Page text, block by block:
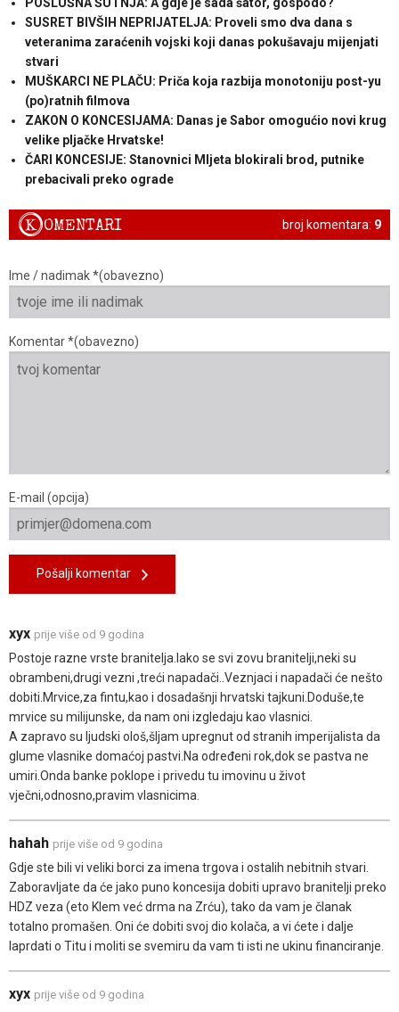
SUSRET BIVŠIH NEPRIJATELJA: Proveli smo dva dana s
veteranima zaraćenih vojski koji danas pokušavaju mijenjati
stvari
MUŠKARCI NE PLAČU: Priča koja razbija monotoniju post-yu
(po)ratnih filmova
ZAKON O KONCESIJAMA: Danas je Sabor omogućio novi krug
velike pljačke Hrvatske!
ČARI KONCESIJE: Stanovnici Mljeta blokirali brod, putnike
prebacivali preko ograde
broj komentara: 9
KOMENTARI
Ime / nadimak *(obavezno)
Komentar *(obavezno)
E-mail (opcija)
Pošalji komentar
xyx prije više od 9 godina
Postoje razne vrste branitelja.Iako se svi zovu branitelji,neki su
obrambeni,drugi vezni ,treći napadači..Veznjaci i napadači će nešto
dobiti.Mrvice,za fintu,kao i dosadašnji hrvatski tajkuni.Doduše,te
mrvice su milijunske, da nam oni izgledaju kao vlasnici.
A zapravo su ljudski ološ,šljam upregnut od stranih imperijalista da
glume vlasnike domaćoj pastvi.Na određeni rok,dok se pastva ne
umiri.Onda banke poklope i privedu tu imovinu u život
vječni,odnosno,pravim vlasnicima.
hahah prije više od 9 godina
Gdje ste bili vi veliki borci za imena trgova i ostalih nebitnih stvari.
Zaboravljate da će jako puno koncesija dobiti upravo branitelji preko
HDZ veza (eto Klem već drma na Zrću), tako da vam je članak
totalno promašen. Oni će dobiti svoj dio kolača, a vi ćete i dalje
laprdati o Titu i moliti se svemiru da vam ti isti ne ukinu financiranje.
xyx prije više od 9 godina